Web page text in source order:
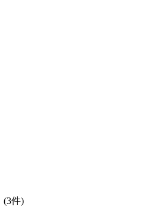
(3件)